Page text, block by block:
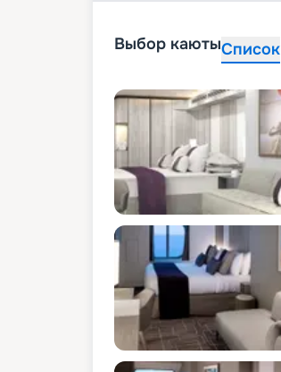
Выбор каютыСписок